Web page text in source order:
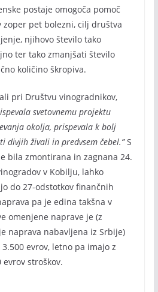
postaje omogoča pomoč
zoper pet bolezni, cilj društva
njihovo število tako
ter tako zmanjšati število
količino škropiva.
pri Društvu vinogradnikov,
svetovnemu projektu
okolja, prispevala k bolj
divjih živali in predvsem čebel.”S
bila zmontirana in zagnana 24.
v Kobilju, lahko
do 27-odstotkov finančnih
pa je edina takšna v
omenjene naprave je (z
naprava nabavljena iz Srbije)
evrov, letno pa imajo z
evrov stroškov.